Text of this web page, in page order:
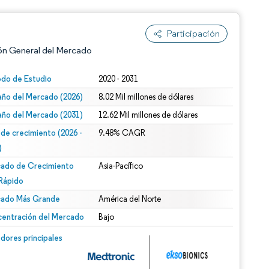
Participación
General del Mercado
de Estudio 2020 - 2031
del Mercado (2026) 8.02 Mil millones de dólares
del Mercado (2031) 12.62 Mil millones de dólares
de crecimiento (2026 -
9.48% CAGR
de Crecimiento
Asia-Pacífico
Más Grande América del Norte
del Mercado Bajo
principales
© Mordor Intelligence. El uso requiere atribución según CC BY 4.0.
CC BY 4.0.